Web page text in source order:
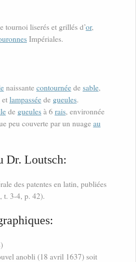
tournoi liserés et grillés d’or,
Impériales.
naissante contournéede sable,
et lampasséede gueules.
de gueulesà 6 rais, environnée
peu couverte par un nuage au
Dr. Loutsch:
des patentes en latin, publiées
t. 3-4, p. 42).
anobli (18 avril 1637) soit